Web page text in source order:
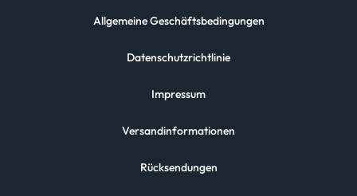
Allgemeine Geschäftsbedingungen
Datenschutzrichtlinie
Impressum
Versandinformationen
Rücksendungen